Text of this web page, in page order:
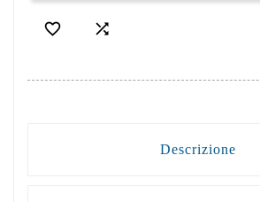
 
Descrizione